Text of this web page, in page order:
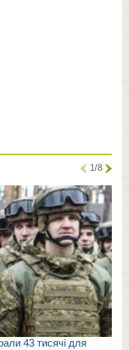
1/8
43 тисячі для